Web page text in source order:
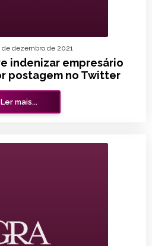
indenizar empresário
postagem no Twitter
de dezembro de 2021
Ler mais...